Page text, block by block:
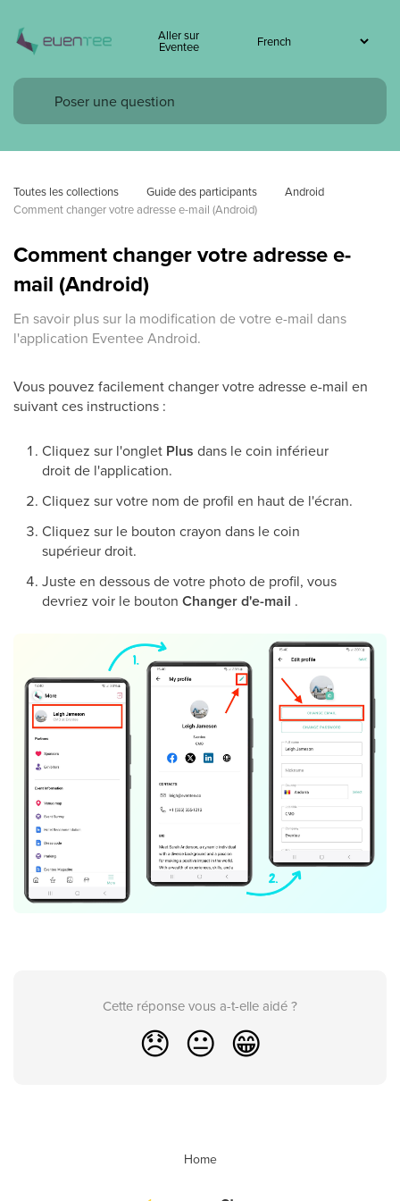
Aller sur
Eventee
Toutes les collections Guide des participants
Android
Comment changer votre adresse e-mail (Android)
Comment changer votre adresse e-
mail (Android)
En savoir plus sur la modification de votre e-mail dans
l'application Eventee Android.
Vous pouvez facilement changer votre adresse e-mail en
suivant ces instructions :
Cliquez sur l'onglet Plus dans le coin inférieur
droit de l'application.
Cliquez sur votre nom de profil en haut de l'écran.
Cliquez sur le bouton crayon dans le coin
supérieur droit.
Juste en dessous de votre photo de profil, vous
devriez voir le bouton Changer d'e-mail .
Cette réponse vous a-t-elle aidé ?
😞 😐 😁
Home